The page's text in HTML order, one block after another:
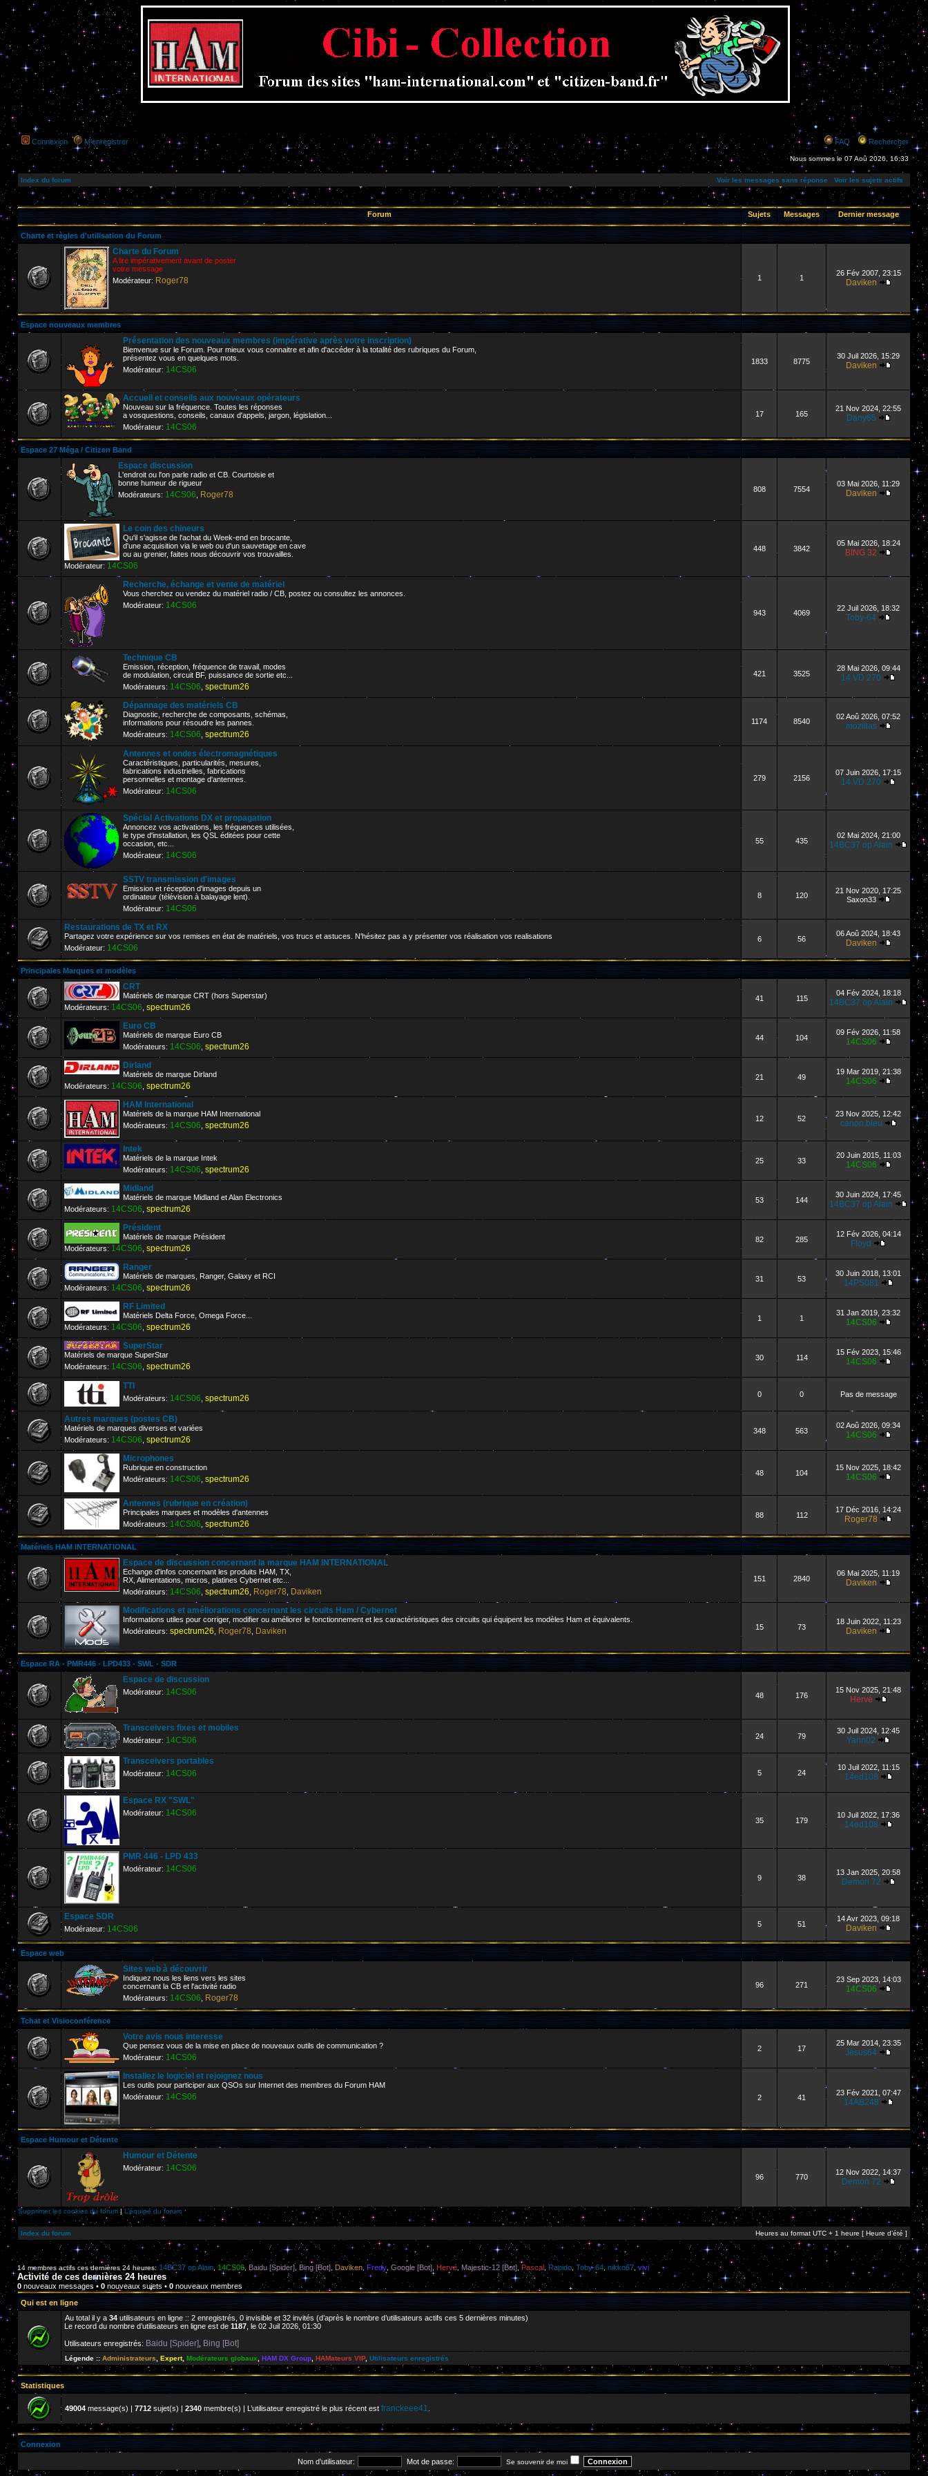
Connexion M’enregistrer FAQ Rechercher
Nous sommes le 07 Aoû 2026, 16:33
Index du forum Voir les messages sans réponse Voir les sujets actifs
Forum Sujets Messages Dernier message
Charte et règles d'utilisation du Forum
Charte du Forum
A lire impérativement avant de poster
votre message
Modérateur: Roger78 1 1
26 Fév 2007, 23:15
Daviken
Espace nouveaux membres
Présentation des nouveaux membres (impérative après votre inscription)
Bienvenue sur le Forum. Pour mieux vous connaitre et afin d'accéder à la totalité des rubriques du Forum,
présentez vous en quelques mots.
Modérateur: 14CS06
1833 8775
30 Juil 2026, 15:29
Daviken
Accueil et conseils aux nouveaux opérateurs
Nouveau sur la fréquence. Toutes les réponses
a vosquestions, conseils, canaux d'appels, jargon, législation...
Modérateur: 14CS06
17 165
21 Nov 2024, 22:55
Dany65
Espace 27 Méga / Citizen Band
Espace discussion
L'endroit ou l'on parle radio et CB. Courtoisie et
bonne humeur de rigueur
Modérateurs: 14CS06 Roger78
808 7554
03 Mai 2026, 11:29
Daviken
Le coin des chineurs
Qu'il s'agisse de l'achat du Week-end en brocante,
d'une acquisition via le web ou d'un sauvetage en cave
ou au grenier, faites nous découvrir vos trouvailles.
Modérateur: 14CS06
448 3842
05 Mai 2026, 18:24
BING 32
Recherche, échange et vente de matériel
Vous cherchez ou vendez du matériel radio / CB, postez ou consultez les annonces.
Modérateur: 14CS06
943 4069
22 Juil 2026, 18:32
Toby-64
Technique CB
Emission, réception, fréquence de travail, modes
de modulation, circuit BF, puissance de sortie etc...
Modérateurs: 14CS06 spectrum26
421 3525
28 Mai 2026, 09:44
14 VD 270
Dépannage des matériels CB
Diagnostic, recherche de composants, schémas,
informations pour résoudre les pannes.
Modérateurs: 14CS06 spectrum26
1174 8540
02 Aoû 2026, 07:52
mozillas
Antennes et ondes électromagnétiques
Caractéristiques, particularités, mesures,
fabrications industrielles, fabrications
personnelles et montage d'antennes.
Modérateur: 14CS06
279 2156
07 Juin 2026, 17:15
14 VD 270
Spécial Activations DX et propagation
Annoncez vos activations, les fréquences utilisées,
le type d'installation, les QSL éditées pour cette
occasion, etc...
Modérateur: 14CS06
55 435
02 Mai 2024, 21:00
14BC37 op Alain
SSTV transmission d'images
Emission et réception d'images depuis un
ordinateur (télévision à balayage lent).
Modérateur: 14CS06
8 120
21 Nov 2020, 17:25
Saxon33
Restaurations de TX et RX
Partagez votre expérience sur vos remises en état de matériels, vos trucs et astuces. N'hésitez pas a y présenter vos réalisation vos realisations
Modérateur: 14CS06
6 56
06 Aoû 2024, 18:43
Daviken
Principales Marques et modèles
CRT
Matériels de marque CRT (hors Superstar)
Modérateurs: 14CS06 spectrum26
41 115
04 Fév 2024, 18:18
14BC37 op Alain
Euro CB
Matériels de marque Euro CB
Modérateurs: 14CS06 spectrum26
44 104
09 Fév 2026, 11:58
14CS06
Dirland
Matériels de marque Dirland
Modérateurs: 14CS06 spectrum26
21 49
19 Mar 2019, 21:38
14CS06
HAM International
Matériels de la marque HAM International
Modérateurs: 14CS06 spectrum26
12 52
23 Nov 2025, 12:42
canon bleu
Intek
Matériels de la marque Intek
Modérateurs: 14CS06 spectrum26
25 33
20 Juin 2015, 11:03
14CS06
Midland
Matériels de marque Midland et Alan Electronics
Modérateurs: 14CS06 spectrum26
53 144
30 Juin 2024, 17:45
14BC37 op Alain
Président
Matériels de marque Président
Modérateurs: 14CS06 spectrum26
82 285
12 Fév 2026, 04:14
Floyd
Ranger
Matériels de marques, Ranger, Galaxy et RCI
Modérateurs: 14CS06 spectrum26
31 53
30 Juin 2018, 13:01
14PS081
RF Limited
Matériels Delta Force, Omega Force...
Modérateurs: 14CS06 spectrum26
1 1
31 Jan 2019, 23:32
14CS06
SuperStar
Matériels de marque SuperStar
Modérateurs: 14CS06 spectrum26
30 114
15 Fév 2023, 15:46
14CS06
TTI
Modérateurs: 14CS06 spectrum26 0 0 Pas de message
Autres marques (postes CB)
Matériels de marques diverses et variées
Modérateurs: 14CS06 spectrum26
348 563
02 Aoû 2026, 09:34
14CS06
Microphones
Rubrique en construction
Modérateurs: 14CS06 spectrum26
48 104
15 Nov 2025, 18:42
14CS06
Antennes (rubrique en création)
Principales marques et modèles d'antennes
Modérateurs: 14CS06 spectrum26
88 112
17 Déc 2016, 14:24
Roger78
Matériels HAM INTERNATIONAL
Espace de discussion concernant la marque HAM INTERNATIONAL
Echange d'infos concernant les produits HAM, TX,
RX, Alimentations, micros, platines Cybernet etc...
Modérateurs: 14CS06 spectrum26 Roger78 Daviken
151 2840
06 Mai 2025, 11:19
Daviken
Modifications et améliorations concernant les circuits Ham / Cybernet
Informations utiles pour corriger, modifier ou améliorer le fonctionnement et les caractéristiques des circuits qui équipent les modèles Ham et équivalents.
Modérateurs: spectrum26 Roger78 Daviken 15 73
18 Juin 2022, 11:23
Daviken
Espace RA - PMR446 - LPD433 - SWL - SDR
Espace de discussion
Modérateur: 14CS06 48 176
15 Nov 2025, 21:48
Hervé
Transceivers fixes et mobiles
Modérateur: 14CS06 24 79
30 Juil 2024, 12:45
Yann02
Transceivers portables
Modérateur: 14CS06 5 24
10 Juil 2022, 11:15
14ed108
Espace RX "SWL"
Modérateur: 14CS06
35 179
10 Juil 2022, 17:36
14ed108
PMR 446 - LPD 433
Modérateur: 14CS06
9 38
13 Jan 2025, 20:58
Demon 72
Espace SDR
Modérateur: 14CS06 5 51
14 Avr 2023, 09:18
Daviken
Espace web
Sites web à découvrir
Indiquez nous les liens vers les sites
concernant la CB et l'activité radio
Modérateurs: 14CS06 Roger78
96 271
23 Sep 2023, 14:03
14CS06
Tchat et Visioconférence
Votre avis nous interesse
Que pensez vous de la mise en place de nouveaux outils de communication ?
Modérateur: 14CS06
2 17
25 Mar 2014, 23:35
Jésus64
Installez le logiciel et rejoignez nous
Les outils pour participer aux QSOs sur Internet des membres du Forum HAM
Modérateur: 14CS06 2 41
23 Fév 2021, 07:47
14AB248
Espace Humour et Détente
Humour et Détente
Modérateur: 14CS06
96 770
12 Nov 2022, 14:37
Demon 72
Supprimer les cookies du forum | L’équipe du forum
Index du forum Heures au format UTC + 1 heure [ Heure d’été ]
14 membres actifs ces dernières 24 heures: 14BC37 op Alain 14CS06, Baidu [Spider] Bing [Bot] Daviken Fredy Google [Bot] Hervé Majestic-12 [Bot] Pascal Rapido Toby-64 nikko67 ,vivi
Activité de ces dernières 24 heures
0 nouveaux messages • 0nouveaux sujets •0 nouveaux membres
Qui est en ligne
Au total il y a 34 utilisateurs en ligne :: 2 enregistrés, 0 invisible et 32 invités (d’après le nombre d’utilisateurs actifs ces 5 dernières minutes)
Le record du nombre d’utilisateurs en ligne est de 1187 , le 02 Juil 2026, 01:30
Utilisateurs enregistrés: Baidu [Spider] Bing [Bot]
Légende :: Administrateurs Expert, Modérateurs globaux HAM DX Group HAMateurs VIP, Utilisateurs enregistrés
Statistiques
49004 message(s) | 7712 sujet(s) | 2340 membre(s) | L’utilisateur enregistré le plus récent est franckeee41
Connexion
Nom d’utilisateur: Mot de passe: Se souvenir de moi